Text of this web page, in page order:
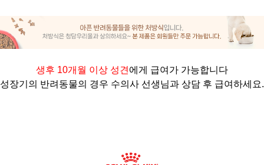
생후 10개월 이상 성견 에게 급여가 가능합니다
성장기의 반려동물의 경우 수의사 선생님과 상담 후 급여하세요.